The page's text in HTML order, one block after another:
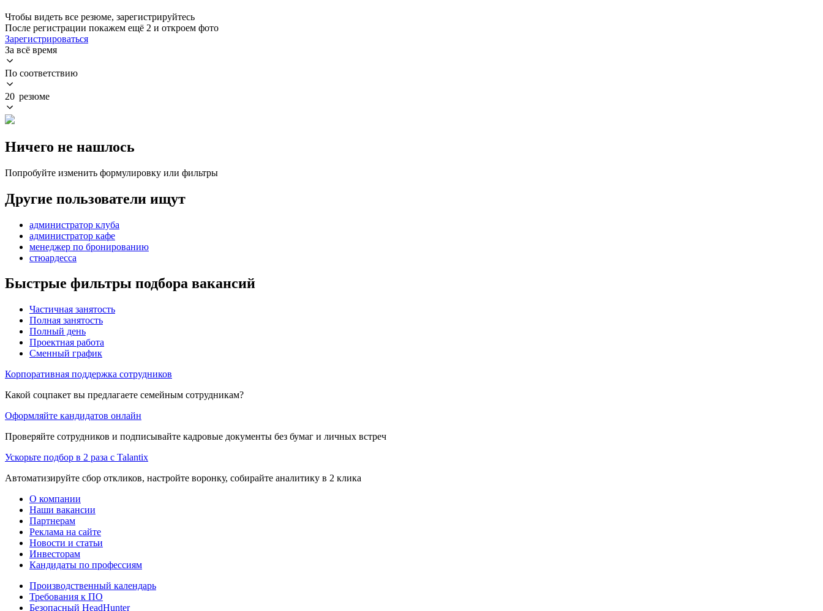
Чтобы видеть все резюме, зарегистрируйтесь
После регистрации покажем ещё 2 и откроем фото
Зарегистрироваться
За всё время
По соответствию
20 резюме
Ничего не нашлось
Попробуйте изменить формулировку или фильтры
Другие пользователи ищут
администратор клуба
администратор кафе
менеджер по бронированию
стюардесса
Быстрые фильтры подбора вакансий
Частичная занятость
Полная занятость
Полный день
Проектная работа
Сменный график
Корпоративная поддержка сотрудников
Какой соцпакет вы предлагаете семейным сотрудникам?
Оформляйте кандидатов онлайн
Проверяйте сотрудников и подписывайте кадровые документы без бумаг и личных встреч
Ускорьте подбор в 2 раза с Talantix
Автоматизируйте сбор откликов, настройте воронку, собирайте аналитику в 2 клика
О компании
Наши вакансии
Партнерам
Реклама на сайте
Новости и статьи
Инвесторам
Кандидаты по профессиям
Производственный календарь
Требования к ПО
Безопасный HeadHunter